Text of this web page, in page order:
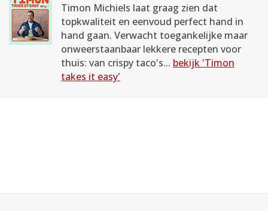
Timon Michiels laat graag zien dat
topkwaliteit en eenvoud perfect hand in
hand gaan. Verwacht toegankelijke maar
onweerstaanbaar lekkere recepten voor
thuis: van crispy taco's... bekijk 'Timon
takes it easy'